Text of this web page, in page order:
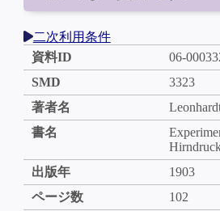
二次利用条件
資料ID
06-
SMD
3323
著者名
書名
出版年
1903
ページ数
102